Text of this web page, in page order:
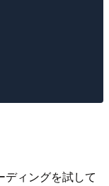
ディングを試して